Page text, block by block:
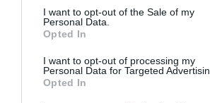
consent section.
I want to opt-out of the Sale of my
Personal Data.
Opted In
I want to opt-out of processing my
Personal Data for Targeted
Opted In